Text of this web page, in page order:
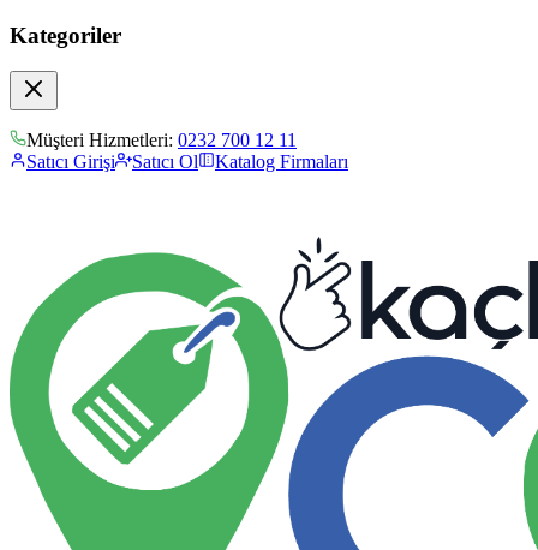
Kategoriler
Müşteri Hizmetleri: 0232 700 12 11
Satıcı Girişi
Satıcı Ol Katalog Firmaları